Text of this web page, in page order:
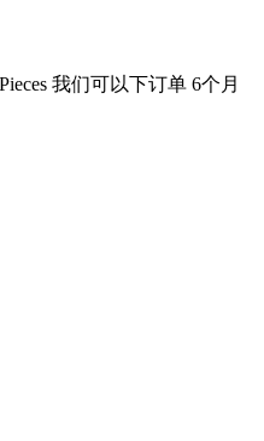
我们可以下订单 6个月